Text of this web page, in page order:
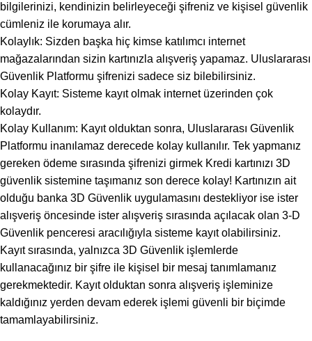
bilgilerinizi, kendinizin belirleyeceği şifreniz ve kişisel güvenlik
cümleniz ile korumaya alır.
Kolaylık: Sizden başka hiç kimse katılımcı internet
mağazalarından sizin kartınızla alışveriş yapamaz. Uluslararası
Güvenlik Platformu şifrenizi sadece siz bilebilirsiniz.
Kolay Kayıt: Sisteme kayıt olmak internet üzerinden çok
kolaydır.
Kolay Kullanım: Kayıt olduktan sonra, Uluslararası Güvenlik
Platformu inanılamaz derecede kolay kullanılır. Tek yapmanız
gereken ödeme sırasında şifrenizi girmek Kredi kartınızı 3D
güvenlik sistemine taşımanız son derece kolay! Kartınızın ait
olduğu banka 3D Güvenlik uygulamasını destekliyor ise ister
alışveriş öncesinde ister alışveriş sırasında açılacak olan 3-D
Güvenlik penceresi aracılığıyla sisteme kayıt olabilirsiniz.
Kayıt sırasında, yalnızca 3D Güvenlik işlemlerde
kullanacağınız bir şifre ile kişisel bir mesaj tanımlamanız
gerekmektedir. Kayıt olduktan sonra alışveriş işleminize
kaldığınız yerden devam ederek işlemi güvenli bir biçimde
tamamlayabilirsiniz.